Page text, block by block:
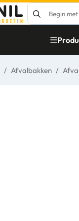
/ Afvalbakken /